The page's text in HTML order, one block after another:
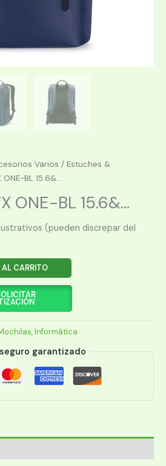
Varios / Estuches &
BL 15.6&...
ONE-BL 15.6&...
(pueden discrepar del
CARRITO
,Informática
garantizado